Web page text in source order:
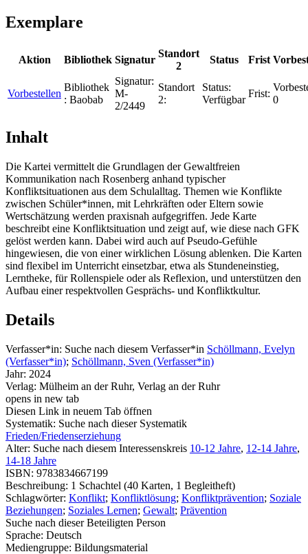
Exemplare
Aktion Bibliothek Signatur
Standort
2
Status Frist
Vorbestellen
Bibliothek
: Baobab
Signatur:
M-
2/2449
Standort
2:
Status:
Verfügbar
Frist:
0
Inhalt
Die Kartei vermittelt die Grundlagen der Gewaltfreien
Kommunikation nach Rosenberg anhand typischer
Konfliktsituationen aus dem Schulalltag. Themen wie Konflikte
zwischen Schüler*innen, mit Lehrkräften oder Eltern sowie
Wertschätzung werden praxisnah aufgegriffen. Jede Karte
beschreibt eine Konfliktsituation und zeigt auf, wie diese nach GFK
gelöst werden kann. Dabei wird auch auf Pseudo-Gefühle
hingewiesen, die von einer wirklichen Lösung ablenken. Die Karten
sind flexibel im Unterricht einsetzbar, etwa als Stundeneinstieg,
Lerntheke, für Rollenspiele oder als Reflexion, und unterstützen den
Aufbau einer respektvollen Gesprächs- und Konfliktkultur.
Details
Verfasser*in: Suche nach diesem Verfasser*in Schöllmann, Evelyn
(Verfasser*in); Schöllmann, Sven (Verfasser*in)
Jahr: 2024
Verlag: Mülheim an der Ruhr, Verlag an der Ruhr
opens in new tab
Diesen Link in neuem Tab öffnen
Systematik: Suche nach dieser Systematik
Frieden/Friedenserziehung
Alter: Suche nach diesem Interessenskreis 10-12 Jahre, 12-14 Jahre,
14-18 Jahre
ISBN: 9783834667199
Beschreibung: 1 Schachtel (40 Karten, 1 Begleitheft)
Schlagwörter: Konflikt; Konfliktlösung; Konfliktprävention; Soziale
Beziehungen; Soziales Lernen; Gewalt; Prävention
Suche nach dieser Beteiligten Person
Sprache: Deutsch
Mediengruppe: Bildungsmaterial